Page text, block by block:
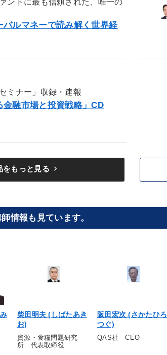
バルマネーで読み解く世界経
ミナー」収録・速報
金融市場と投資戦略」CD
をもっと見る keyboard_arrow_right
情報も見ています。
柴田明夫 (しばたあき
お)
資源・食糧問題研究
所 代表取締役
阪田宏次 (さかたひろ
つぐ)
QAS社 CEO